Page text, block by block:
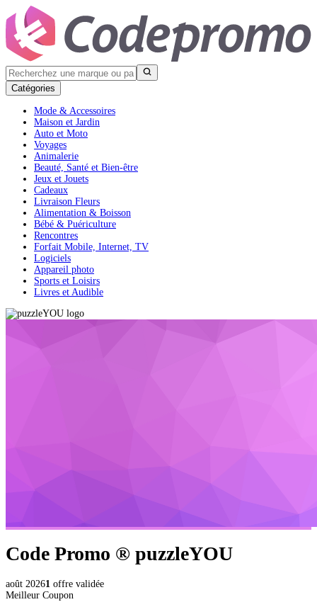
Catégories
Mode & Accessoires
Maison et Jardin
Auto et Moto
Voyages
Animalerie
Beauté, Santé et Bien-être
Jeux et Jouets
Cadeaux
Livraison Fleurs
Alimentation & Boisson
Bébé & Puériculture
Rencontres
Forfait Mobile, Internet, TV
Logiciels
Appareil photo
Sports et Loisirs
Livres et Audible
Code Promo ® puzzleYOU
août 20261 offre validée
Meilleur Coupon